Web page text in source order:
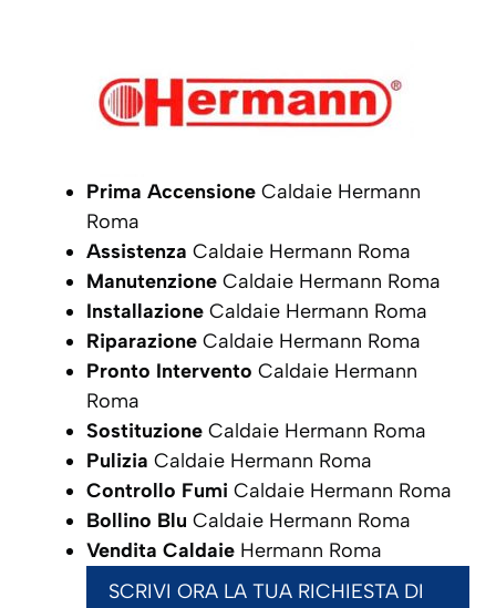
Prima Accensione Caldaie Hermann
Roma
Assistenza Caldaie Hermann Roma
Manutenzione Caldaie Hermann Roma
Installazione Caldaie Hermann Roma
Riparazione Caldaie Hermann Roma
Pronto Intervento Caldaie Hermann
Roma
Sostituzione Caldaie Hermann Roma
Pulizia Caldaie Hermann Roma
Controllo Fumi Caldaie Hermann Roma
Bollino Blu Caldaie Hermann Roma
Vendita Caldaie Hermann Roma
SCRIVI ORA LA TUA RICHIESTA DI